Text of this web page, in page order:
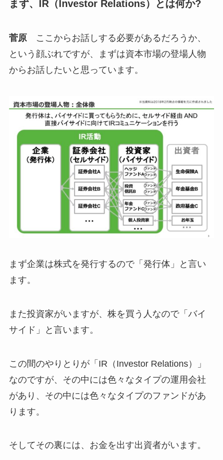
まず、IR（Investor Relations）とは何か?
菅原ここからお話しする必要があるだろうか、
という顔ぶれですが、まずは資本市場の登場人物
からお話したいと思っています。
まず企業は株式を発行するので「発行体」と言い
ます。
また投資家がいますが、株を買う人なので「バイ
サイド」と言います。
この間のやりとりが「IR（Investor Relations）」
なのですが、その中には色々なタイプの運用会社
があり、その中には色々なタイプのファンドがあ
ります。
そしてその裏には、お金を出す出資者がいます。